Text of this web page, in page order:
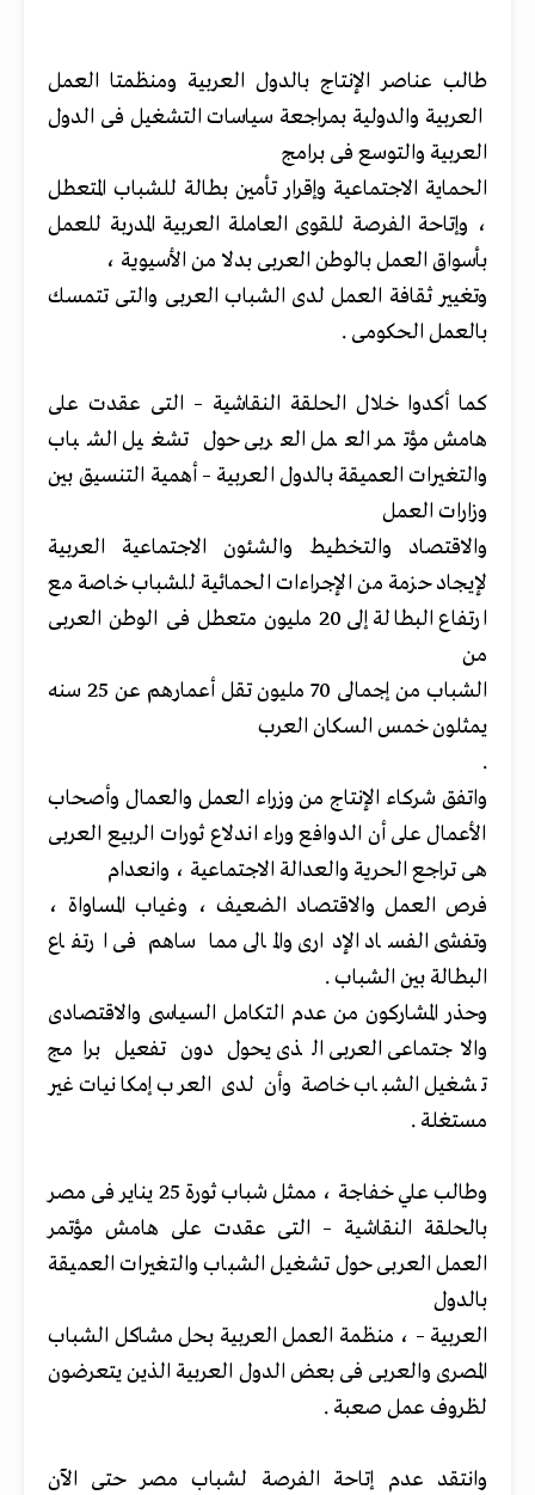
طالب عناصر الإنتاج بالدول العربية ومنظمتا العمل
العربية والدولية بمراجعة سياسات التشغيل فى الدول
العربية والتوسع فى برامج
الحماية الاجتماعية وإقرار تأمين بطالة للشباب المتعطل
، وإتاحة الفرصة للقوى العاملة العربية المدربة للعمل
بأسواق العمل بالوطن العربى بدلا من الأسيوية ،
وتغيير ثقافة العمل لدى الشباب العربى والتى تتمسك
بالعمل الحكومى .
كما أكدوا خلال الحلقة النقاشية – التى عقدت على
هامش مؤتمر العمل العربى حول تشغيل الشباب
والتغيرات العميقة بالدول العربية – أهمية التنسيق بين
وزارات العمل
والاقتصاد والتخطيط والشئون الاجتماعية العربية
لإيجاد حزمة من الإجراءات الحمائية للشباب خاصة مع
ارتفاع البطالة إلى 20 مليون متعطل فى الوطن العربى
من
الشباب من إجمالى 70 مليون تقل أعمارهم عن 25 سنه
يمثلون خمس السكان العرب
.
واتفق شركاء الإنتاج من وزراء العمل والعمال وأصحاب
الأعمال على أن الدوافع وراء اندلاع ثورات الربيع العربى
هى تراجع الحرية والعدالة الاجتماعية ، وانعدام
فرص العمل والاقتصاد الضعيف ، وغياب المساواة ،
وتفشى الفساد الإدارى والمالى مما ساهم فى ارتفاع
البطالة بين الشباب .
وحذر المشاركون من عدم التكامل السياسى والاقتصادى
والاجتماعى العربى الذى يحول دون تفعيل برامج
تشغيل الشباب خاصة وأن لدى العرب إمكانيات غير
مستغلة .
وطالب علي خفاجة ، ممثل شباب ثورة 25 يناير فى مصر
بالحلقة النقاشية – التى عقدت على هامش مؤتمر
العمل العربى حول تشغيل الشباب والتغيرات العميقة
بالدول
العربية – ، منظمة العمل العربية بحل مشاكل الشباب
المصرى والعربى فى بعض الدول العربية الذين يتعرضون
لظروف عمل صعبة .
وانتقد عدم إتاحة الفرصة لشباب مصر حتى الآن